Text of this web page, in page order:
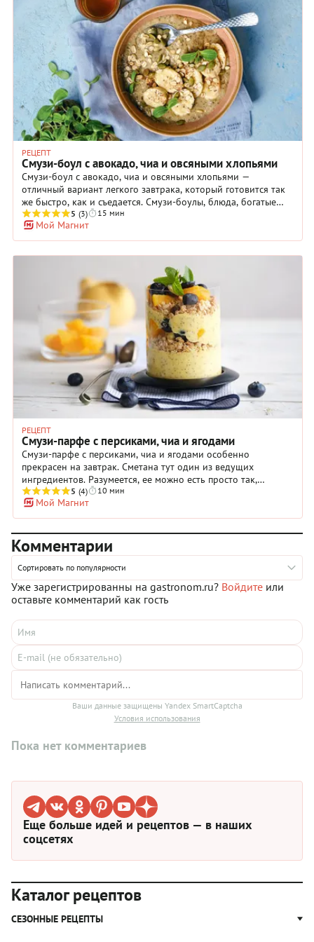
РЕЦЕПТ
Смузи-боул с авокадо, чиа и овсяными хлопьями
Смузи-боул с авокадо, чиа и овсяными хлопьями —
отличный вариант легкого завтрака, который готовится так
же быстро, как и съедается. Смузи-боулы, блюда, богатые
полезными фруктами, ягодами и семенами, особенно
популярны на Бали. В жару и правда хочется начинать день
с освежающей и полезной еды. Последние несколько лет
смузи-боулы стали популярны и в России, особенно в сезон,
когда все ингредиенты легко купить в любом магазине, они
на пике спелости и вкуса. Растительное молоко для этого
рецепта можно выбрать по вкусу, но, учитывая состав,
идеально подойдет овсяное и кокосовое. Плюс вы в праве
добавлять другие семена, например, кунжут, если найдутся
под рукой.
5 (3) 15 мин
Мой Магнит
РЕЦЕПТ
Смузи-парфе с персиками, чиа и ягодами
Смузи-парфе с персиками, чиа и ягодами особенно
прекрасен на завтрак. Сметана тут один из ведущих
ингредиентов. Разумеется, ее можно есть просто так,
ложками, или, например, подать к блинчикам и сырникам. А
можно придумать что-то особенное, чтобы завтрак стал
интереснее и полезнее. Утром нам очень нужны жиры, они
дают организму энергию. А еще сладость, чтобы
взбодриться и поднять себе настроение. Мед, летние
персики, голубика — то, что можно себе смело себе
позволить, не сильно переживая за фигуру. Подавайте
десерт охлажденным, чтобы получить максимум
удовольствия. И не забывайте, что утро создано для таких
волшебных гастрономических моментов.
5 (4) 10 мин
Мой Магнит
Комментарии
Сортировать по популярности
Уже зарегистрированны на gastronom.ru? Войдите или
оставьте комментарий как гость
Ваши данные защищены Yandex SmartCaptcha
Условия использования
Пока нет комментариев
Еще больше идей и рецептов — в наших
соцсетях
Каталог рецептов
СЕЗОННЫЕ РЕЦЕПТЫ